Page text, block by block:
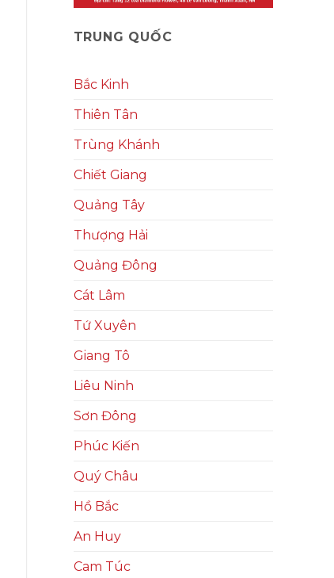
TRUNG QUỐC
Bắc Kinh
Thiên Tân
Trùng Khánh
Chiết Giang
Quảng Tây
Thượng Hải
Quảng Đông
Cát Lâm
Tứ Xuyên
Giang Tô
Liêu Ninh
Sơn Đông
Phúc Kiến
Quý Châu
Hồ Bắc
An Huy
Cam Túc